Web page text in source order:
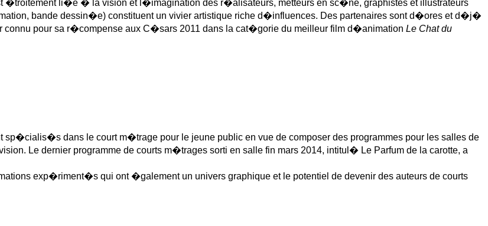
�troitement li�e � la vision et l�imagination des r�alisateurs, metteurs en sc�ne, graphistes et illustrateurs
bande dessin�e) constituent un vivier artistique riche d�influences. Des partenaires sont d�ores et d�j�
connu pour sa r�compense aux C�sars 2011 dans la cat�gorie du meilleur film d�animation Le Chat du
sp�cialis�s dans le court m�trage pour le jeune public en vue de composer des programmes pour les salles de
Le dernier programme de courts m�trages sorti en salle fin mars 2014, intitul� Le Parfum de la carotte, a
exp�riment�s qui ont �galement un univers graphique et le potentiel de devenir des auteurs de courts